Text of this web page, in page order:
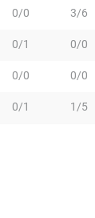
0/0 3/6
0/1 0/0
0/0 0/0
0/1 1/5